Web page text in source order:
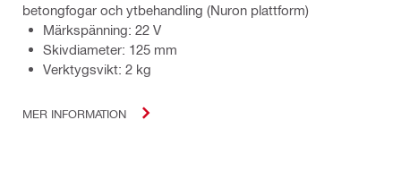
betongfogar och ytbehandling (Nuron plattform)
Märkspänning: 22 V
Skivdiameter: 125 mm
Verktygsvikt: 2 kg
MER INFORMATION